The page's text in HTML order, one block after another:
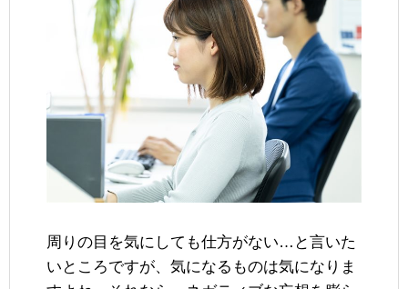
周りの目を気にしても仕方がない…と言いた
いところですが、気になるものは気になりま